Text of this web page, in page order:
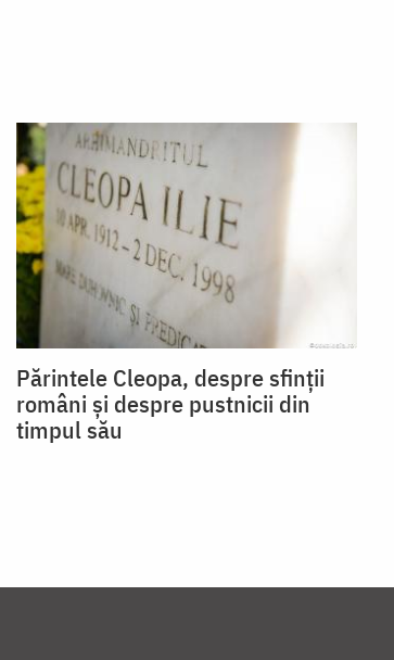
Părintele Cleopa, despre sfinții
români și despre pustnicii din
timpul său